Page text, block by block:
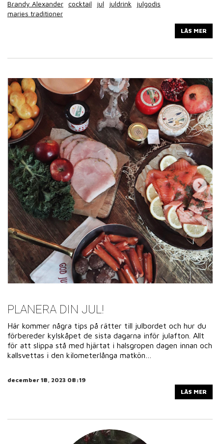
Brandy Alexander cocktail jul juldrink
julgodis
maries traditioner
LÄS MER
PLANERA DIN JUL!
Här kommer några tips på rätter till julbordet och hur du
förbereder kylskåpet de sista dagarna inför julafton. Allt
för att slippa stå med hjärtat i halsgropen dagen innan och
kallsvettas i den kilometerlånga matkön…
december 18, 2023 08:19
LÄS MER